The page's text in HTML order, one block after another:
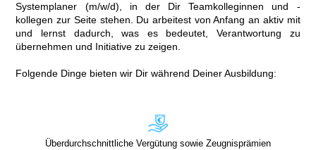
Systemplaner (m/w/d), in der Dir Teamkolleginnen und -
kollegen zur Seite stehen. Du arbeitest von Anfang an aktiv mit
und lernst dadurch, was es bedeutet, Verantwortung zu
übernehmen und Initiative zu zeigen.
Folgende Dinge bieten wir Dir während Deiner Ausbildung:
Überdurchschnittliche Vergütung sowie Zeugnisprämien